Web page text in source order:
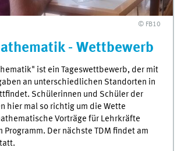
© FB10
- Wettbewerb
ist ein Tageswettbewerb, der mit
an unterschiedlichen Standorten in
Schülerinnen und Schüler der
hier mal so richtig um die Wette
Vorträge für Lehrkräfte
Programm. Der nächste TDM findet am